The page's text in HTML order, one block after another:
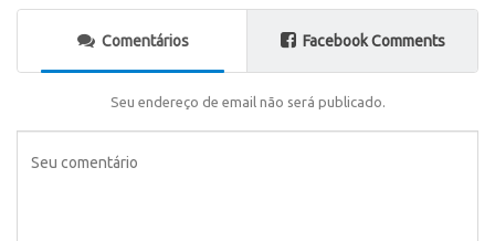
Comentários Facebook Comments
Seu endereço de email não será publicado.